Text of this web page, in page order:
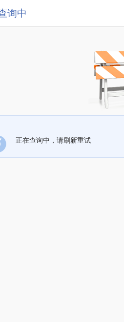
询中
正在查询中，请刷新重试